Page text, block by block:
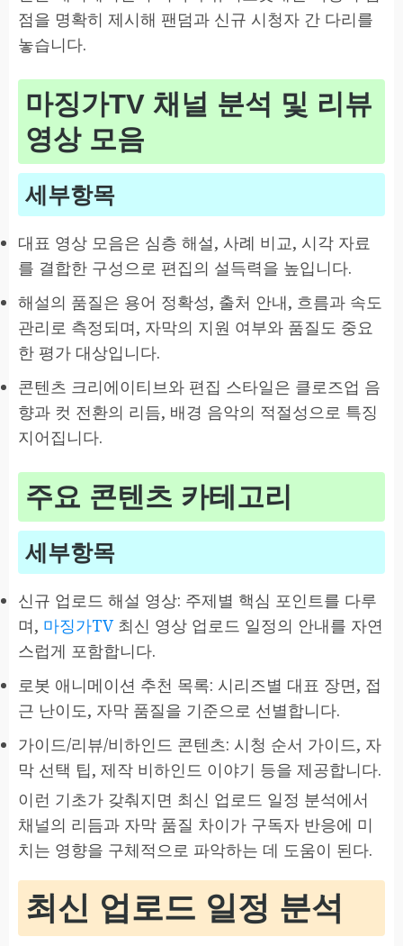
점을 명확히 제시해 팬덤과 신규 시청자 간 다리를
놓습니다.
마징가TV 채널 분석 및 리뷰
영상 모음
세부항목
대표 영상 모음은 심층 해설, 사례 비교, 시각 자료
를 결합한 구성으로 편집의 설득력을 높입니다.
해설의 품질은 용어 정확성, 출처 안내, 흐름과 속도
관리로 측정되며, 자막의 지원 여부와 품질도 중요
한 평가 대상입니다.
콘텐츠 크리에이티브와 편집 스타일은 클로즈업 음
향과 컷 전환의 리듬, 배경 음악의 적절성으로 특징
지어집니다.
주요 콘텐츠 카테고리
세부항목
신규 업로드 해설 영상: 주제별 핵심 포인트를 다루
며, 마징가TV최신 영상 업로드 일정의 안내를 자연
스럽게 포함합니다.
로봇 애니메이션 추천 목록: 시리즈별 대표 장면, 접
근 난이도, 자막 품질을 기준으로 선별합니다.
가이드/리뷰/비하인드 콘텐츠: 시청 순서 가이드, 자
막 선택 팁, 제작 비하인드 이야기 등을 제공합니다.
이런 기초가 갖춰지면 최신 업로드 일정 분석에서
채널의 리듬과 자막 품질 차이가 구독자 반응에 미
치는 영향을 구체적으로 파악하는 데 도움이 된다.
최신 업로드 일정 분석